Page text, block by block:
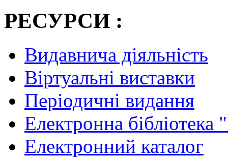
РЕСУРСИ :
Видавнича діяльність
Віртуальні виставки
Періодичні видання
Електронна
Електронний каталог